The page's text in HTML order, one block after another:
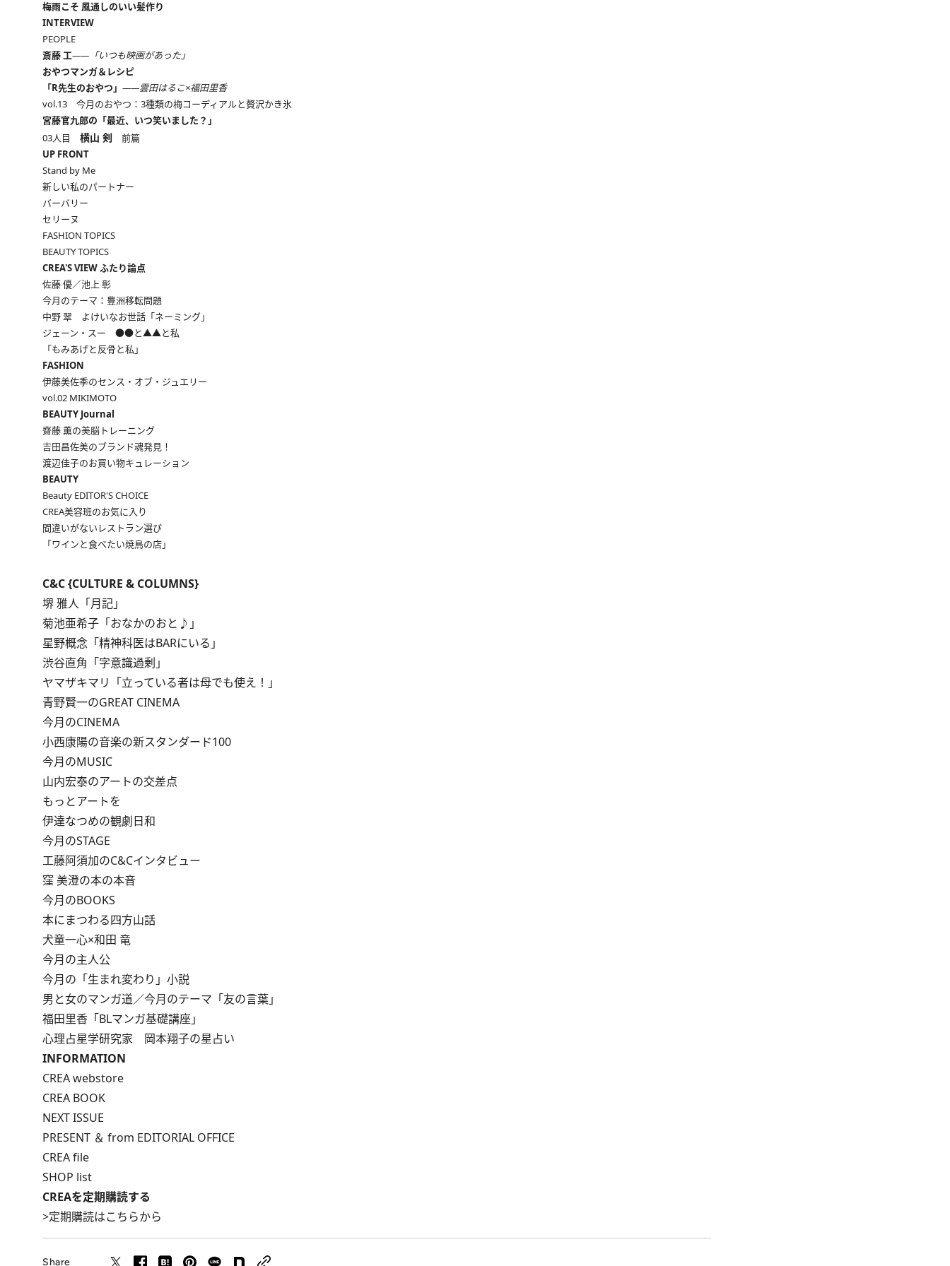
梅雨こそ 風通しのいい髪作り
INTERVIEW
PEOPLE
斎藤 工――「いつも映画があった」
おやつマンガ＆レシピ
「R先生のおやつ」 ――雲田はるこ×福田里香
vol.13 今月のおやつ：3種類の梅コーディアルと贅沢かき氷
宮藤官九郎の「最近、いつ笑いました？」
03人目 横山 剣 前篇
UP FRONT
Stand by Me
新しい私のパートナー
バーバリー
セリーヌ
FASHION TOPICS
BEAUTY TOPICS
CREA'S VIEW ふたり論点
佐藤 優／池上 彰
今月のテーマ：豊洲移転問題
中野 翠 よけいなお世話「ネーミング」
ジェーン・スー ●●と▲▲と私
「もみあげと反骨と私」
FASHION
伊藤美佐季のセンス・オブ・ジュエリー
vol.02 MIKIMOTO
BEAUTY Journal
齋藤 薫の美脳トレーニング
吉田昌佐美のブランド魂発見！
渡辺佳子のお買い物キュレーション
BEAUTY
Beauty EDITOR'S CHOICE
CREA美容班のお気に入り
間違いがないレストラン選び
「ワインと食べたい焼鳥の店」
C&C {CULTURE & COLUMNS}
堺 雅人「月記」
菊池亜希子「おなかのおと♪」
星野概念「精神科医はBARにいる」
渋谷直角「字意識過剰」
ヤマザキマリ「立っている者は母でも使え！」
青野賢一のGREAT CINEMA
今月のCINEMA
小西康陽の音楽の新スタンダード100
今月のMUSIC
山内宏泰のアートの交差点
もっとアートを
伊達なつめの観劇日和
今月のSTAGE
工藤阿須加のC&Cインタビュー
窪 美澄の本の本音
今月のBOOKS
本にまつわる四方山話
犬童一心×和田 竜
今月の主人公
今月の「生まれ変わり」小説
男と女のマンガ道／今月のテーマ「友の言葉」
福田里香「BLマンガ基礎講座」
心理占星学研究家 岡本翔子の星占い
INFORMATION
CREA webstore
CREA BOOK
NEXT ISSUE
PRESENT ＆ from EDITORIAL OFFICE
CREA file
SHOP list
CREAを定期購読する
>定期購読はこちらから
Share